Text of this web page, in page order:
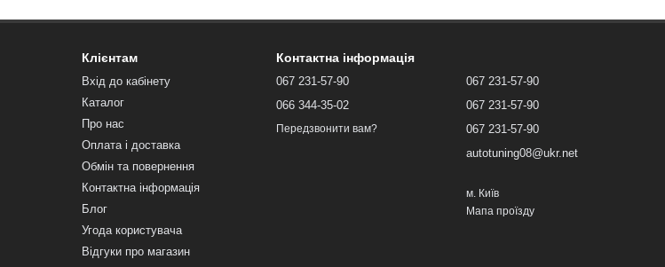
Клієнтам
Вхід до кабінету
Каталог
Про нас
Оплата і доставка
Обмін та повернення
Контактна інформація
Блог
Угода користувача
Відгуки про магазин
Контактна інформація
067 231-57-90
066 344-35-02
Передзвонити вам?
067 231-57-90
067 231-57-90
067 231-57-90
autotuning08@ukr.net
м. Київ
Мапа проїзду